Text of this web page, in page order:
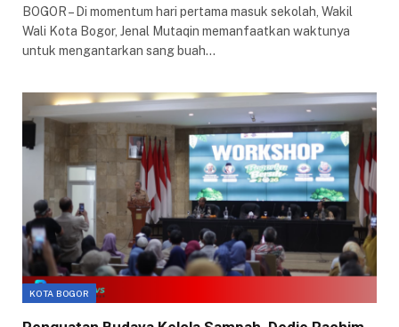
BOGOR – Di momentum hari pertama masuk sekolah, Wakil
Wali Kota Bogor, Jenal Mutaqin memanfaatkan waktunya
untuk mengantarkan sang buah…
KOTA BOGOR